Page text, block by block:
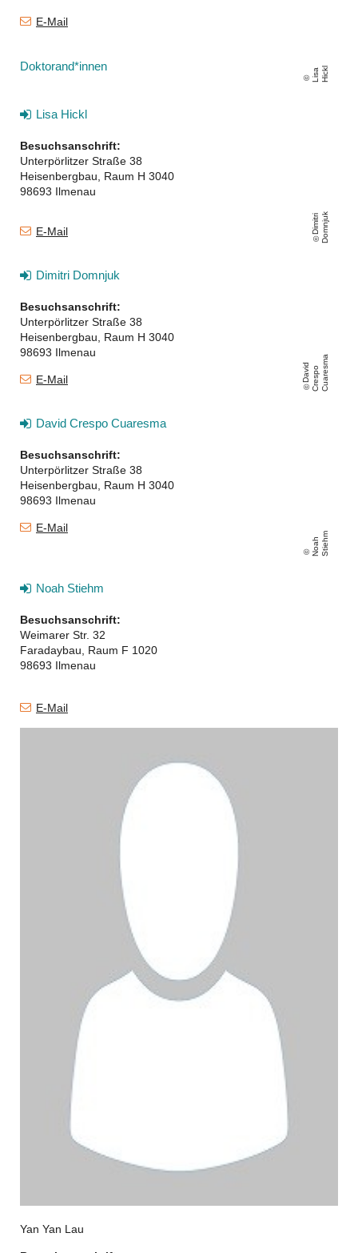
E-Mail
Doktorand*innen
Li
s
a
Hi
c kl
Lisa Hickl
Besuchsanschrift:
Unterpörlitzer Straße 38
Heisenbergbau, Raum H 3040
98693 Ilmenau
E-Mail Di
mi
t
ri
D
o
m
nj
uk
Dimitri Domnjuk
Besuchsanschrift:
Unterpörlitzer Straße 38
Heisenbergbau, Raum H 3040
98693 Ilmenau
E-Mail D
a vi
d
C
r
e
s
p o
C
u
a
r
e s
m a
David Crespo Cuaresma
Besuchsanschrift:
Unterpörlitzer Straße 38
Heisenbergbau, Raum H 3040
98693 Ilmenau
E-Mail
N
o
a
h
S
ti
e
h m
Noah Stiehm
Besuchsanschrift:
Weimarer Str. 32
Faradaybau, Raum F 1020
98693 Ilmenau
E-Mail
Yan Yan Lau